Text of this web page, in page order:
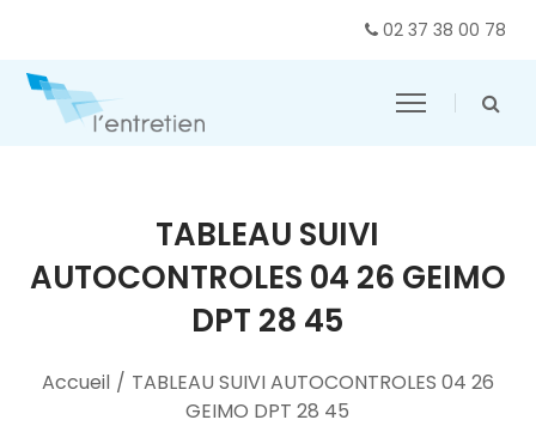
02 37 38 00 78
TABLEAU SUIVI
AUTOCONTROLES 04 26 GEIMO
DPT 28 45
Accueil / TABLEAU SUIVI AUTOCONTROLES 04 26
GEIMO DPT 28 45